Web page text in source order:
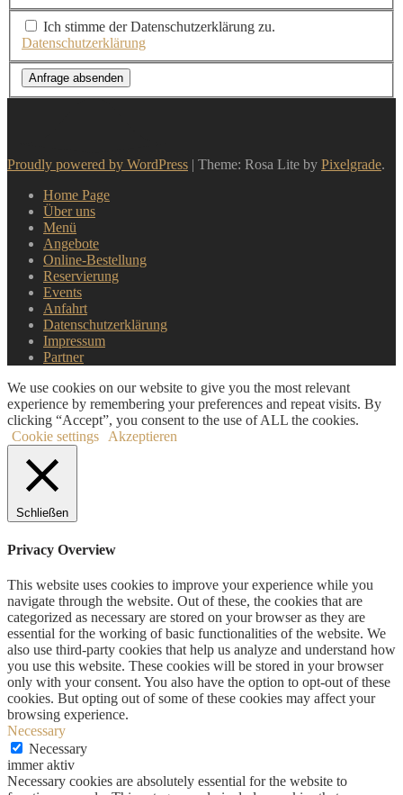
Ich stimme der Datenschutzerklärung zu.
Datenschutzerklärung
Anfrage absenden
Proudly powered by WordPress | Theme: Rosa Lite by Pixelgrade.
Home Page
Über uns
Menü
Angebote
Online-Bestellung
Reservierung
Events
Anfahrt
Datenschutzerklärung
Impressum
Partner
We use cookies on our website to give you the most relevant
experience by remembering your preferences and repeat visits. By
clicking “Accept”, you consent to the use of ALL the cookies.
Cookie settings
Akzeptieren
Schließen
Privacy Overview
This website uses cookies to improve your experience while you
navigate through the website. Out of these, the cookies that are
categorized as necessary are stored on your browser as they are
essential for the working of basic functionalities of the website. We
also use third-party cookies that help us analyze and understand how
you use this website. These cookies will be stored in your browser
only with your consent. You also have the option to opt-out of these
cookies. But opting out of some of these cookies may affect your
browsing experience.
Necessary
Necessary
immer aktiv
Necessary cookies are absolutely essential for the website to